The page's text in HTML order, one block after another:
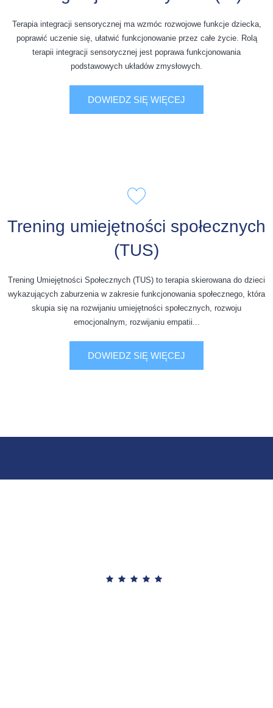
Terapia integracji sensorycznej ma wzmóc rozwojowe funkcje dziecka,
poprawić uczenie się, ułatwić funkcjonowanie przez całe życie. Rolą
terapii integracji sensorycznej jest poprawa funkcjonowania
podstawowych układów zmysłowych.
DOWIEDZ SIĘ WIĘCEJ
Trening umiejętności społecznych
(TUS)
Trening Umiejętności Społecznych (TUS) to terapia skierowana do dzieci
wykazujących zaburzenia w zakresie funkcjonowania społecznego, która
skupia się na rozwijaniu umiejętności społecznych, rozwoju
emocjonalnym, rozwijaniu empatii...
DOWIEDZ SIĘ WIĘCEJ